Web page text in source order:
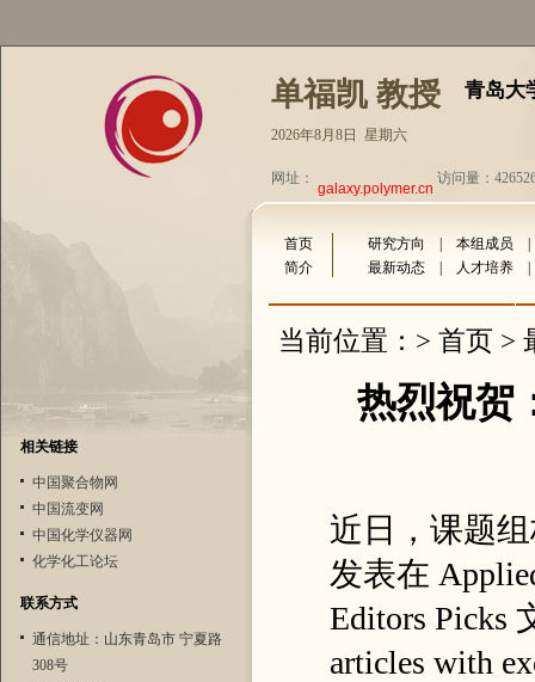
单福凯 教授 青岛大
2026年8月8日 星期六
网址： galaxy.polymer.cn 访问量：
相关链接
中国聚合物网
中国流变网
中国化学仪器网
化学化工论坛
联系方式
通信地址：山东青岛市 宁夏路
308号
首页 研究方向 本组成员
简介
最新动态 人才培养
当前位置：> 首页 >
热烈祝贺
近日，课题
发表在
Editors Picks
articles with